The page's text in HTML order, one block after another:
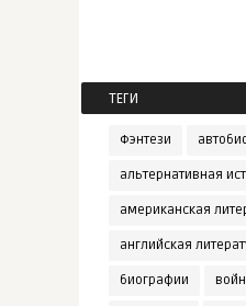
ТЕГИ
Фэнтези
альтернативная
американская
английская
биографии